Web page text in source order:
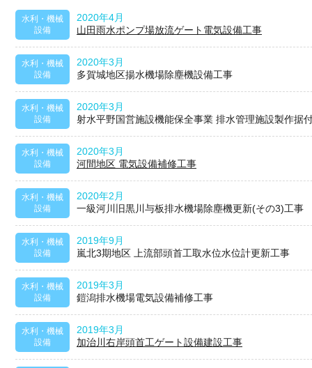
水利・機械
設備
2020年4月
山田雨水ポンプ場放流ゲート電気設備工事
水利・機械
設備
2020年3月
多賀城地区揚水機場除塵機設備工事
水利・機械
設備
2020年3月
射水平野国営施設機能保全事業 排水管理施設製作据
水利・機械
設備
2020年3月
河間地区 電気設備補修工事
水利・機械
設備
2020年2月
一級河川旧黒川与板排水機場除塵機更新(その3)工事
水利・機械
設備
2019年9月
嵐北3期地区 上流部頭首工取水位水位計更新工事
水利・機械
設備
2019年3月
鎧潟排水機場電気設備補修工事
水利・機械
設備
2019年3月
加治川右岸頭首工ゲート設備建設工事